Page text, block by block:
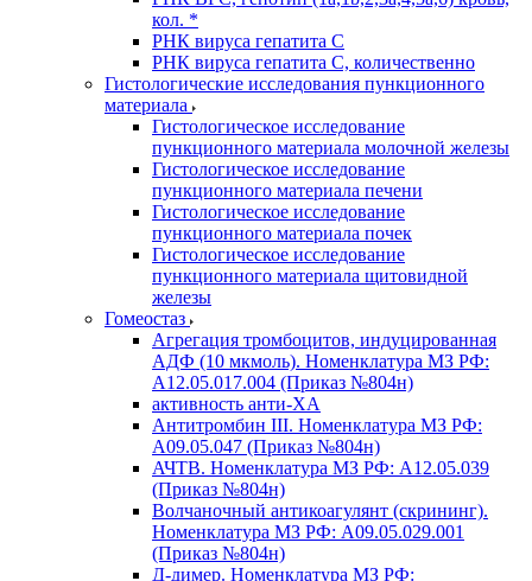
кол. *
РНК вируса гепатита C
РНК вируса гепатита C, количественно
Гистологические исследования пункционного
материала
Гистологическое исследование
пункционного материала молочной железы
Гистологическое исследование
пункционного материала печени
Гистологическое исследование
пункционного материала почек
Гистологическое исследование
пункционного материала щитовидной
железы
Гомеостаз
Агрегация тромбоцитов, индуцированная
АДФ (10 мкмоль). Номенклатура МЗ РФ:
A12.05.017.004 (Приказ №804н)
активность анти-ХА
Антитромбин III. Номенклатура МЗ РФ:
A09.05.047 (Приказ №804н)
АЧТВ. Номенклатура МЗ РФ: A12.05.039
(Приказ №804н)
Волчаночный антикоагулянт (скрининг).
Номенклатура МЗ РФ: A09.05.029.001
(Приказ №804н)
Д-димер. Номенклатура МЗ РФ: